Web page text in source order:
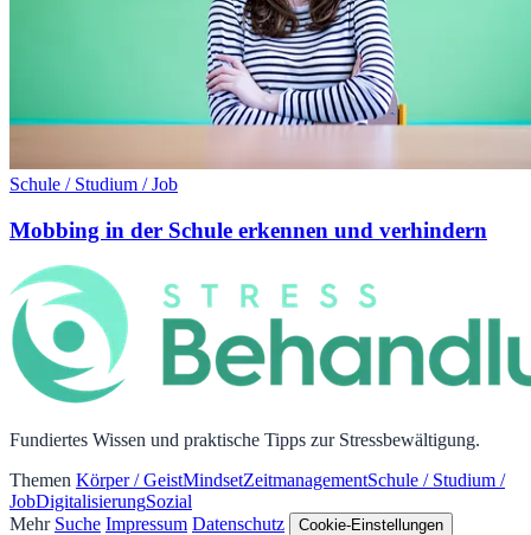
Schule / Studium / Job
Mobbing in der Schule erkennen und verhindern
Fundiertes Wissen und praktische Tipps zur Stressbewältigung.
Themen Körper / GeistMindsetZeitmanagementSchule / Studium /
JobDigitalisierungSozial
Mehr Suche Impressum Datenschutz Cookie-Einstellungen